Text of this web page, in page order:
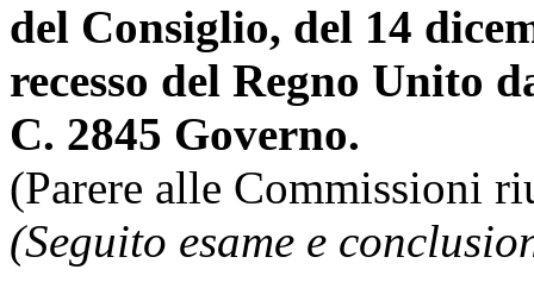
del Consiglio, del 14
recesso del Regno Unito
C. 2845 Governo.
(Parere alle Commissioni
(Seguito esame e